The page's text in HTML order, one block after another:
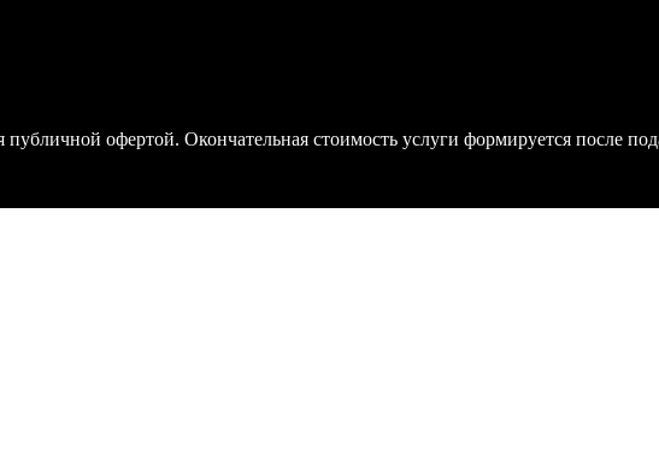
публичной офертой. Окончательная стоимость услуги формируется после